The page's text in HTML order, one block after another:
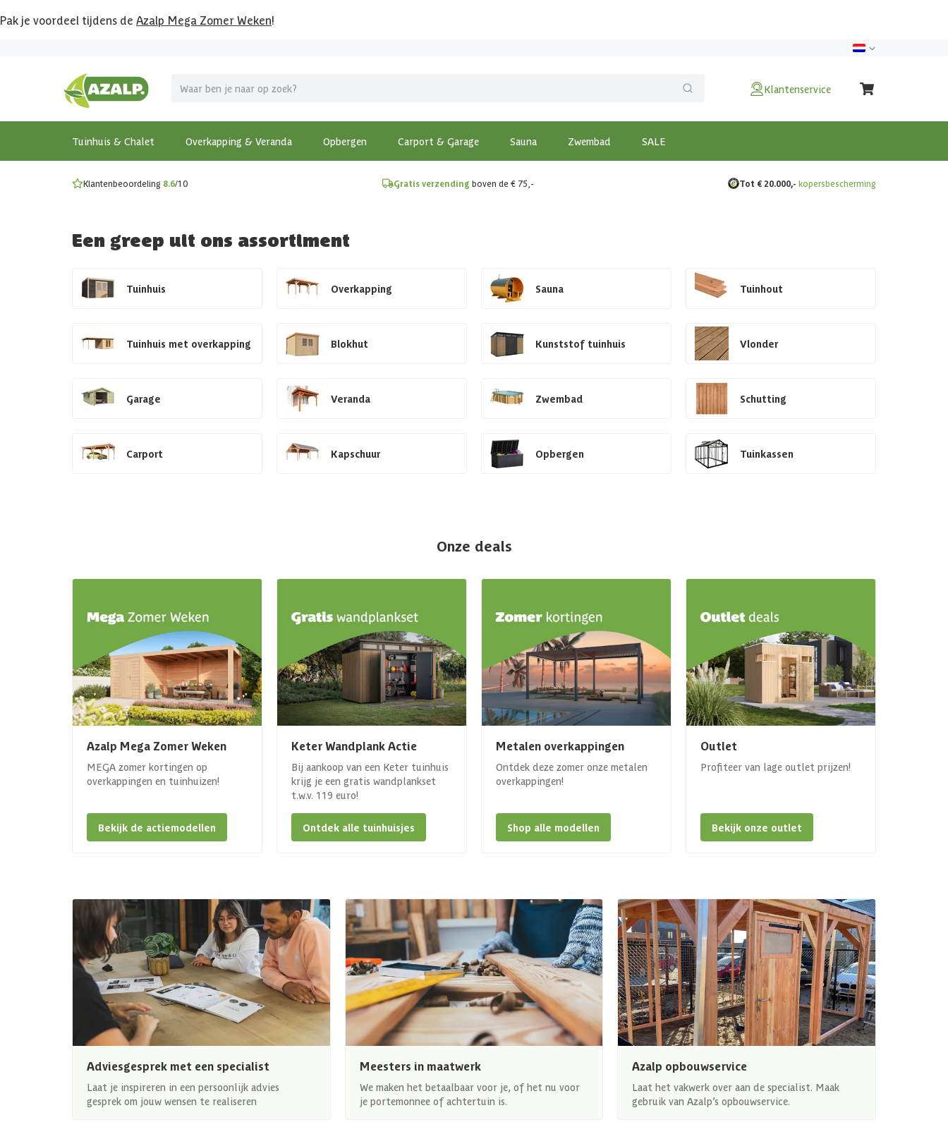
Pak je voordeel tijdens de Azalp Mega Zomer Weken!
Klantenservice
Tuinhuis & Chalet Overkapping & Veranda Opbergen Carport & Garage Sauna Zwembad SALE
MEGA zomer kortingen op overkappingen en tuinhuizen!
Bekijk de actiemodellen
Gratis wandplankset
Ontdek onze metalen overkappingen
Klantenbeoordeling 8.6/10 Gratis verzending boven de € 75,- Tot € 20.000,- kopersbescherming
Een greep uit ons assortiment
Tuinhuis Overkapping Sauna Tuinhout
Tuinhuis met overkapping Blokhut Kunststof tuinhuis Vlonder
Garage Veranda Zwembad Schutting
Carport Kapschuur Opbergen Tuinkassen
Onze deals
Azalp Mega Zomer Weken
MEGA zomer kortingen op
overkappingen en tuinhuizen!
Bekijk de actiemodellen
Keter Wandplank Actie
Bij aankoop van een Keter tuinhuis
krijg je een gratis wandplankset
t.w.v. 119 euro!
Ontdek alle tuinhuisjes
Metalen overkappingen
Ontdek deze zomer onze metalen
overkappingen!
Shop alle modellen
Outlet
Profiteer van lage outlet prijzen!
Bekijk onze outlet
Adviesgesprek met een specialist
Laat je inspireren in een persoonlijk advies
gesprek om jouw wensen te realiseren
Meesters in maatwerk
We maken het betaalbaar voor je, of het nu voor
je portemonnee of achtertuin is.
Azalp opbouwservice
Laat het vakwerk over aan de specialist. Maak
gebruik van Azalp’s opbouwservice.